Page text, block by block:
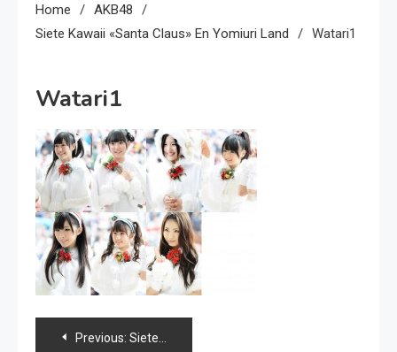
Home
AKB48
Siete Kawaii «Santa Claus» En Yomiuri Land
Watari1
Watari1
Navegación
Previous: Siete kawaii «Santa Claus» en Yomiuri land